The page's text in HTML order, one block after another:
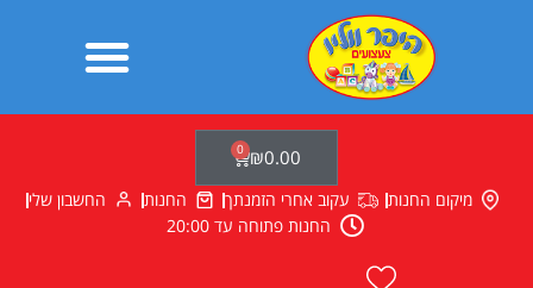
₪0.00
0
עגלת
קניות
מיקום החנות עקוב אחרי הזמנתך החנות
החשבון שלי
החנות פתוחה עד 20:00